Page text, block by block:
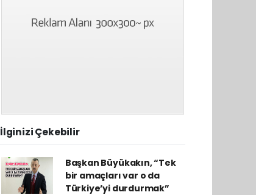
İlginizi Çekebilir
Başkan Büyükakın, “Tek
bir amaçları var o da
Türkiye’yi durdurmak”